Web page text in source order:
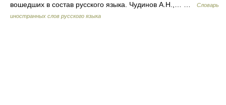
вошедших в состав русского языка. Чудинов А.Н.,… …
Словарь
иностранных слов русского языка